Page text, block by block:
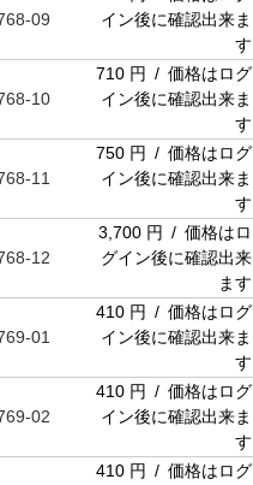
09
イン後に確認出来ま
す
10
710 円 / 価格はログ
イン後に確認出来ま
す
11
750 円 / 価格はログ
イン後に確認出来ま
す
12
3,700 円 / 価格はロ
グイン後に確認出来
ます
01
410 円 / 価格はログ
イン後に確認出来ま
す
02
410 円 / 価格はログ
イン後に確認出来ま
す
410 円 / 価格はログ